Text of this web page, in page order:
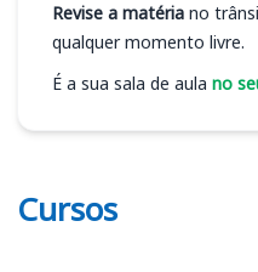
Revise a matéria no
qualquer momento livre.
É a sua sala de aula no
Cursos